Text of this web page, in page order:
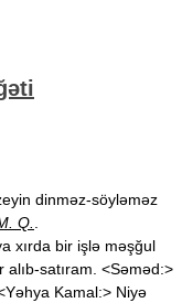
dinməz-söyləməz
Q.
xırda bir işlə məşğul
satıram. <Səməd:>
<Yəhya Kamal:> Niyə